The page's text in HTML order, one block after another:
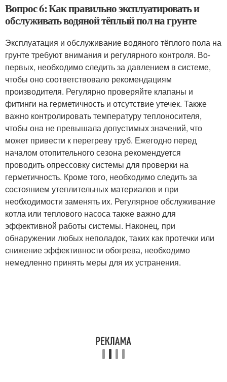
Вопрос 6: Как правильно эксплуатировать и
обслуживать водяной тёплый пол на грунте
Эксплуатация и обслуживание водяного тёплого пола на
грунте требуют внимания и регулярного контроля. Во-
первых, необходимо следить за давлением в системе,
чтобы оно соответствовало рекомендациям
производителя. Регулярно проверяйте клапаны и
фитинги на герметичность и отсутствие утечек. Также
важно контролировать температуру теплоносителя,
чтобы она не превышала допустимых значений, что
может привести к перегреву труб. Ежегодно перед
началом отопительного сезона рекомендуется
проводить опрессовку системы для проверки на
герметичность. Кроме того, необходимо следить за
состоянием утеплительных материалов и при
необходимости заменять их. Регулярное обслуживание
котла или теплового насоса также важно для
эффективной работы системы. Наконец, при
обнаружении любых неполадок, таких как протечки или
снижение эффективности обогрева, необходимо
немедленно принять меры для их устранения.